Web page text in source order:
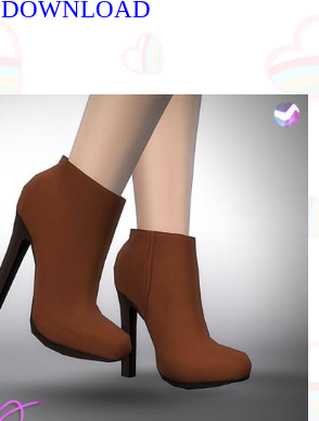
DOWNLOAD